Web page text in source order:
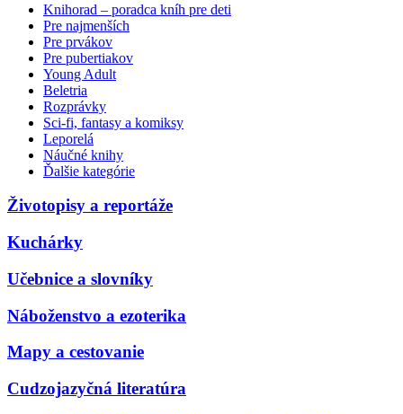
Knihorad – poradca kníh pre deti
Pre najmenších
Pre prvákov
Pre pubertiakov
Young Adult
Beletria
Rozprávky
Sci-fi, fantasy a komiksy
Leporelá
Náučné knihy
Ďalšie kategórie
Životopisy a reportáže
Kuchárky
Učebnice a slovníky
Náboženstvo a ezoterika
Mapy a cestovanie
Cudzojazyčná literatúra